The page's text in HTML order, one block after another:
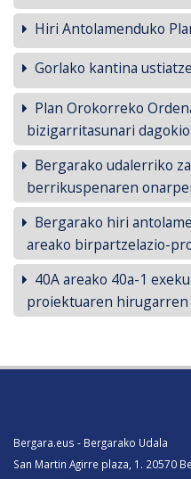
Hiri Antolamenduko
Gorlako kantina
Plan Orokorreko
bizigarritasunari
Bergarako udalerriko
berrikuspenaren
Bergarako hiri
areako birpartzelazio-
40A areako 40a-1
proiektuaren hirugarren
Bergara.eus - Bergarako Udala
San Martin Agirre plaza, 1. 20570